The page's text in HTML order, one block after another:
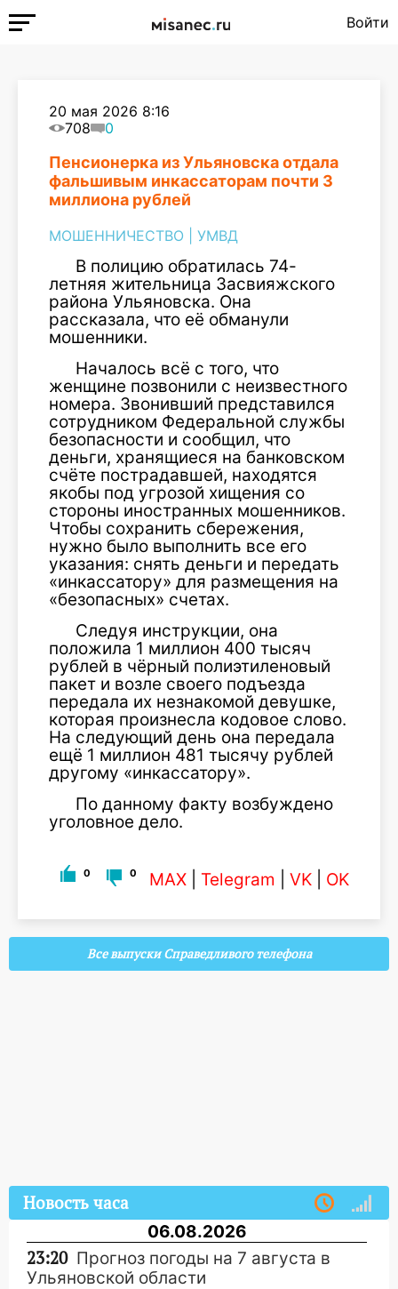
Войти
20 мая 2026 8:16
708
0
Пенсионерка из Ульяновска отдала
фальшивым инкассаторам почти 3
миллиона рублей
МОШЕННИЧЕСТВО УМВД
В полицию обратилась 74-
летняя жительница Засвияжского
района Ульяновска. Она
рассказала, что её обманули
мошенники.
Началось всё с того, что
женщине позвонили с неизвестного
номера. Звонивший представился
сотрудником Федеральной службы
безопасности и сообщил, что
деньги, хранящиеся на банковском
счёте пострадавшей, находятся
якобы под угрозой хищения со
стороны иностранных мошенников.
Чтобы сохранить сбережения,
нужно было выполнить все его
указания: снять деньги и передать
«инкассатору» для размещения на
«безопасных» счетах.
Следуя инструкции, она
положила 1 миллион 400 тысяч
рублей в чёрный полиэтиленовый
пакет и возле своего подъезда
передала их незнакомой девушке,
которая произнесла кодовое слово.
На следующий день она передала
ещё 1 миллион 481 тысячу рублей
другому «инкассатору».
По данному факту возбуждено
уголовное дело.
0 0 MAX Telegram VK OK
Все выпуски Справедливого телефона
Новость часа
06.08.2026
23:20 Прогноз погоды на 7 августа в
Ульяновской области